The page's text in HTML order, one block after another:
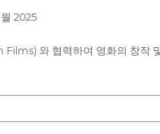
2025
와 협력하여 영화의 창작